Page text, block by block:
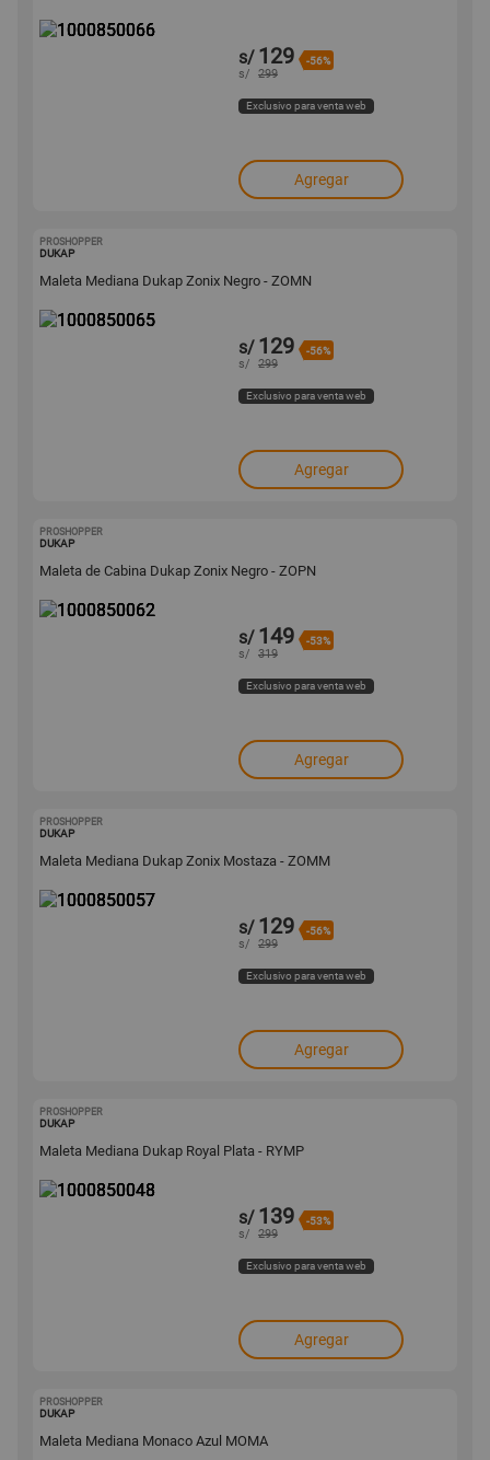
s/ 129 -56%
s/ 299
Exclusivo para venta web
Agregar
PROSHOPPER
DUKAP
Maleta Mediana Dukap Zonix Negro - ZOMN
s/ 129 -56%
s/ 299
Exclusivo para venta web
Agregar
PROSHOPPER
DUKAP
Maleta de Cabina Dukap Zonix Negro - ZOPN
s/ 149 -53%
s/ 319
Exclusivo para venta web
Agregar
PROSHOPPER
DUKAP
Maleta Mediana Dukap Zonix Mostaza - ZOMM
s/ 129 -56%
s/ 299
Exclusivo para venta web
Agregar
PROSHOPPER
DUKAP
Maleta Mediana Dukap Royal Plata - RYMP
s/ 139 -53%
s/ 299
Exclusivo para venta web
Agregar
PROSHOPPER
DUKAP
Maleta Mediana Monaco Azul MOMA